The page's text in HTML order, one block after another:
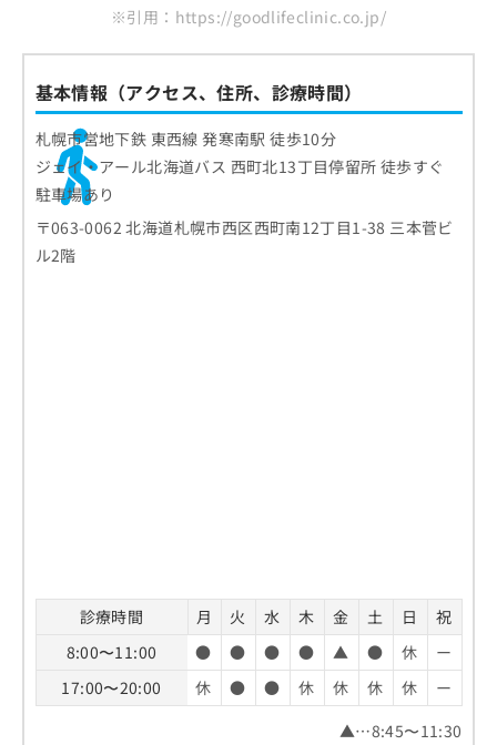
※引用：https://goodlifeclinic.co.jp/
基本情報（アクセス、住所、診療時間）
札幌市営地下鉄 東西線 発寒南駅 徒歩10分
ジェイ・アール北海道バス 西町北13丁目停留所 徒歩すぐ
駐車場あり
〒063-0062 北海道札幌市西区西町南12丁目1-38 三本菅ビ
ル2階
診療時間 月 火 水 木 金 土 日
祝
8:00〜11:00
● ● ● ● ▲ ● 休
ー
17:00〜20:00
休 ● ● 休 休 休 休
ー
▲…8:45〜11:30